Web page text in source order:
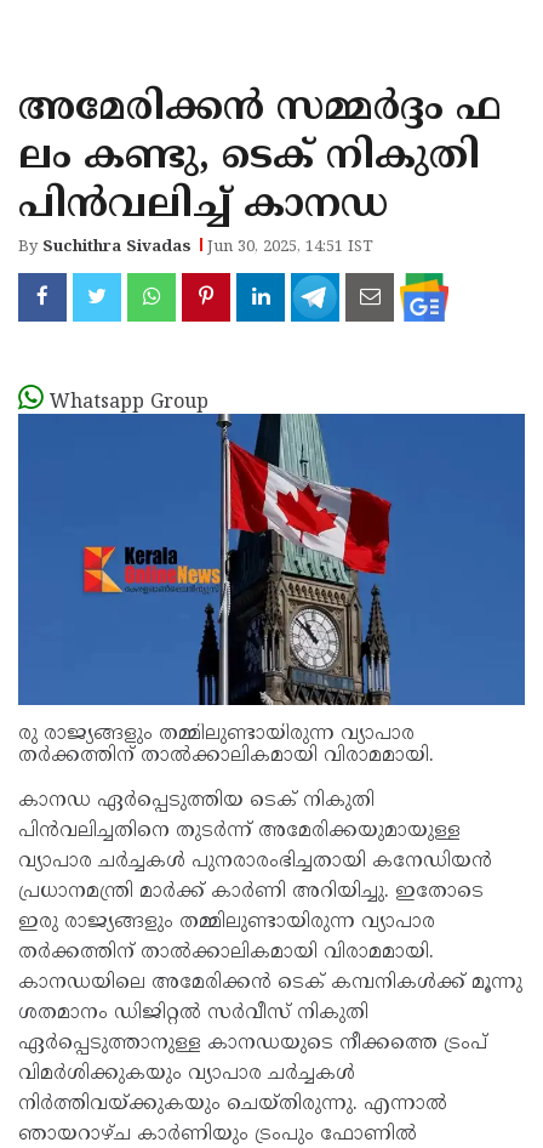
KANNUR
KASARAGOD
അമേരിക്കന്‍ സമ്മര്‍ദ്ദം ഫ
ലം കണ്ടു, ടെക് നികുതി
പിന്‍വലിച്ച് കാനഡ
By Suchithra Sivadas Jun 30, 2025, 14:51 IST
Whatsapp Group
രു രാജ്യങ്ങളും തമ്മിലുണ്ടായിരുന്ന വ്യാപാര
തര്‍ക്കത്തിന് താല്‍ക്കാലികമായി വിരാമമായി.
കാനഡ ഏര്‍പ്പെടുത്തിയ ടെക് നികുതി
പിന്‍വലിച്ചതിനെ തുടര്‍ന്ന് അമേരിക്കയുമായുള്ള
വ്യാപാര ചര്‍ച്ചകള്‍ പുനരാരംഭിച്ചതായി കനേഡിയന്‍
പ്രധാനമന്ത്രി മാര്‍ക്ക് കാര്‍ണി അറിയിച്ചു. ഇതോടെ
ഇരു രാജ്യങ്ങളും തമ്മിലുണ്ടായിരുന്ന വ്യാപാര
തര്‍ക്കത്തിന് താല്‍ക്കാലികമായി വിരാമമായി.
കാനഡയിലെ അമേരിക്കന്‍ ടെക് കമ്പനികള്‍ക്ക് മൂന്നു
ശതമാനം ഡിജിറ്റല്‍ സര്‍വീസ് നികുതി
ഏര്‍പ്പെടുത്താനുള്ള കാനഡയുടെ നീക്കത്തെ ട്രംപ്
വിമര്‍ശിക്കുകയും വ്യാപാര ചര്‍ച്ചകള്‍
നിര്‍ത്തിവയ്ക്കുകയും ചെയ്തിരുന്നു. എന്നാല്‍
ഞായറാഴ്ച കാര്‍ണിയും ട്രംപും ഫോണില്‍